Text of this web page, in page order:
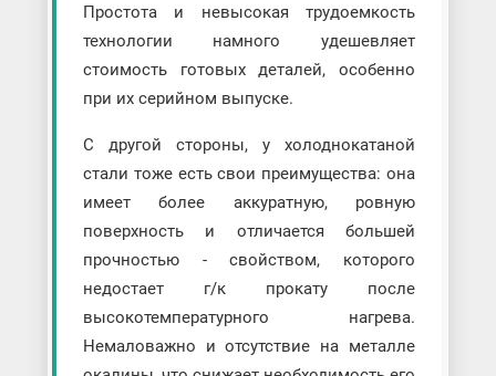
Простота и невысокая трудоемкость
технологии намного удешевляет
стоимость готовых деталей, особенно
при их серийном выпуске.
С другой стороны, у холоднокатаной
стали тоже есть свои преимущества: она
имеет более аккуратную, ровную
поверхность и отличается большей
прочностью - свойством, которого
недостает г/к прокату после
высокотемпературного нагрева.
Немаловажно и отсутствие на металле